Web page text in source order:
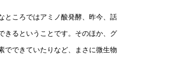
ところではアミノ酸発酵、昨今、話
きるということです。そのほか、グ
でできていたりなど、まさに微生物